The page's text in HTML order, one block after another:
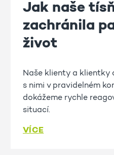
Jak naše
zachránila
život
Naše klienty a klientky
s nimi v pravidelném
dokážeme rychle
situací.
VÍCE